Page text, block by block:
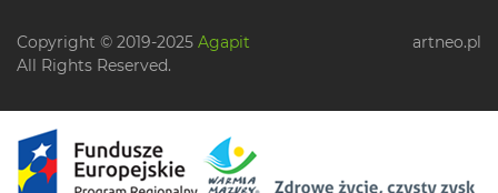
Copyright © 2019-2025 Agapit
All Rights Reserved.
artneo.pl